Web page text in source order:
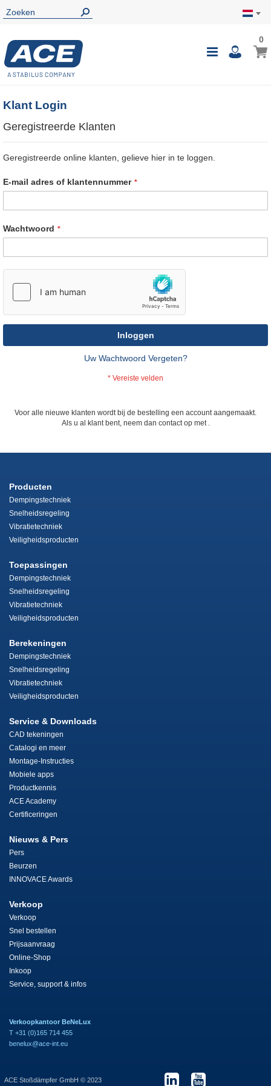
Toggle
00
Klant Login
Geregistreerde Klanten
Geregistreerde online klanten, gelieve hier in te loggen.
E-mail adres of klantennummer
Wachtwoord
Inloggen
Uw Wachtwoord Vergeten?
Voor alle nieuwe klanten wordt bij de bestelling een account aangemaakt.
Als u al klant bent, neem dan contact op met .
Producten
Dempingstechniek
Snelheidsregeling
Vibratietechniek
Veiligheidsproducten
Toepassingen
Dempingstechniek
Snelheidsregeling
Vibratietechniek
Veiligheidsproducten
Berekeningen
Dempingstechniek
Snelheidsregeling
Vibratietechniek
Veiligheidsproducten
Service & Downloads
CAD tekeningen
Catalogi en meer
Montage-Instructies
Mobiele apps
Productkennis
ACE Academy
Certificeringen
Nieuws & Pers
Pers
Beurzen
INNOVACE Awards
Verkoop
Verkoop
Snel bestellen
Prijsaanvraag
Online-Shop
Inkoop
Service, support & infos
Verkoopkantoor BeNeLux
T +31 (0)165 714 455
benelux@ace-int.eu
ACE Stoßdämpfer GmbH © 2023